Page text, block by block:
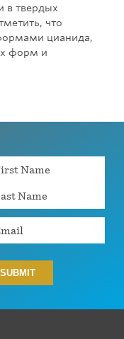
в твердых
что
цианида,
форм и